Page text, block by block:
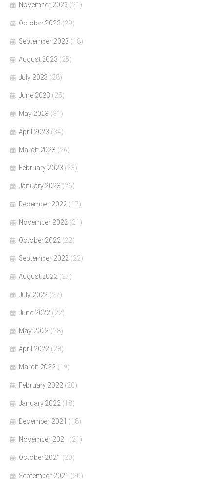
November 2023 (21)
October 2023 (29)
September 2023 (18)
August 2023 (25)
July 2023 (28)
June 2023 (25)
May 2023 (31)
April 2023 (34)
March 2023 (26)
February 2023 (23)
January 2023 (26)
December 2022 (17)
November 2022 (21)
October 2022 (22)
September 2022 (22)
August 2022 (27)
July 2022 (27)
June 2022 (22)
May 2022 (28)
April 2022 (28)
March 2022 (19)
February 2022 (20)
January 2022 (18)
December 2021 (18)
November 2021 (21)
October 2021 (20)
September 2021 (20)